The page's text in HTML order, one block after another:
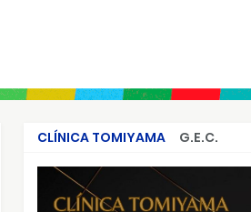
CLÍNICA TOMIYAMA
G.E.C.
CRIMES QUE ABALARAM O BRASIL